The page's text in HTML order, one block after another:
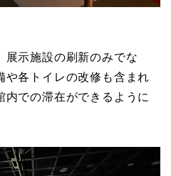
展示施設の刷新のみでな
や各トイレの改修も含まれ
での滞在ができるように